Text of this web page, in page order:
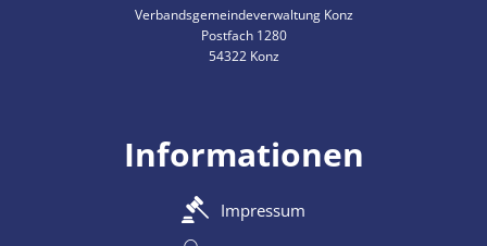
Verbandsgemeindeverwaltung Konz
Postfach 1280
54322 Konz
Informationen
Impressum